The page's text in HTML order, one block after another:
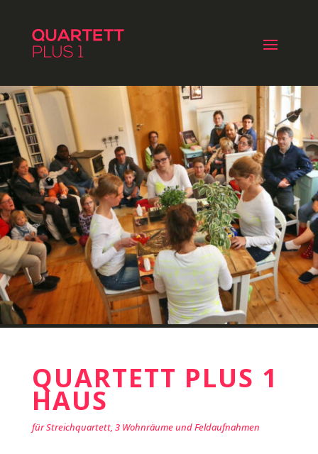
QUARTETT PLUS 1
HAUS
für Streichquartett, 3 Wohnräume und Feldaufnahmen